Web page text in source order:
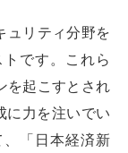
ュリティ分野を
です。これら
を起こすとされ
に力を注いでい
「日本経済新